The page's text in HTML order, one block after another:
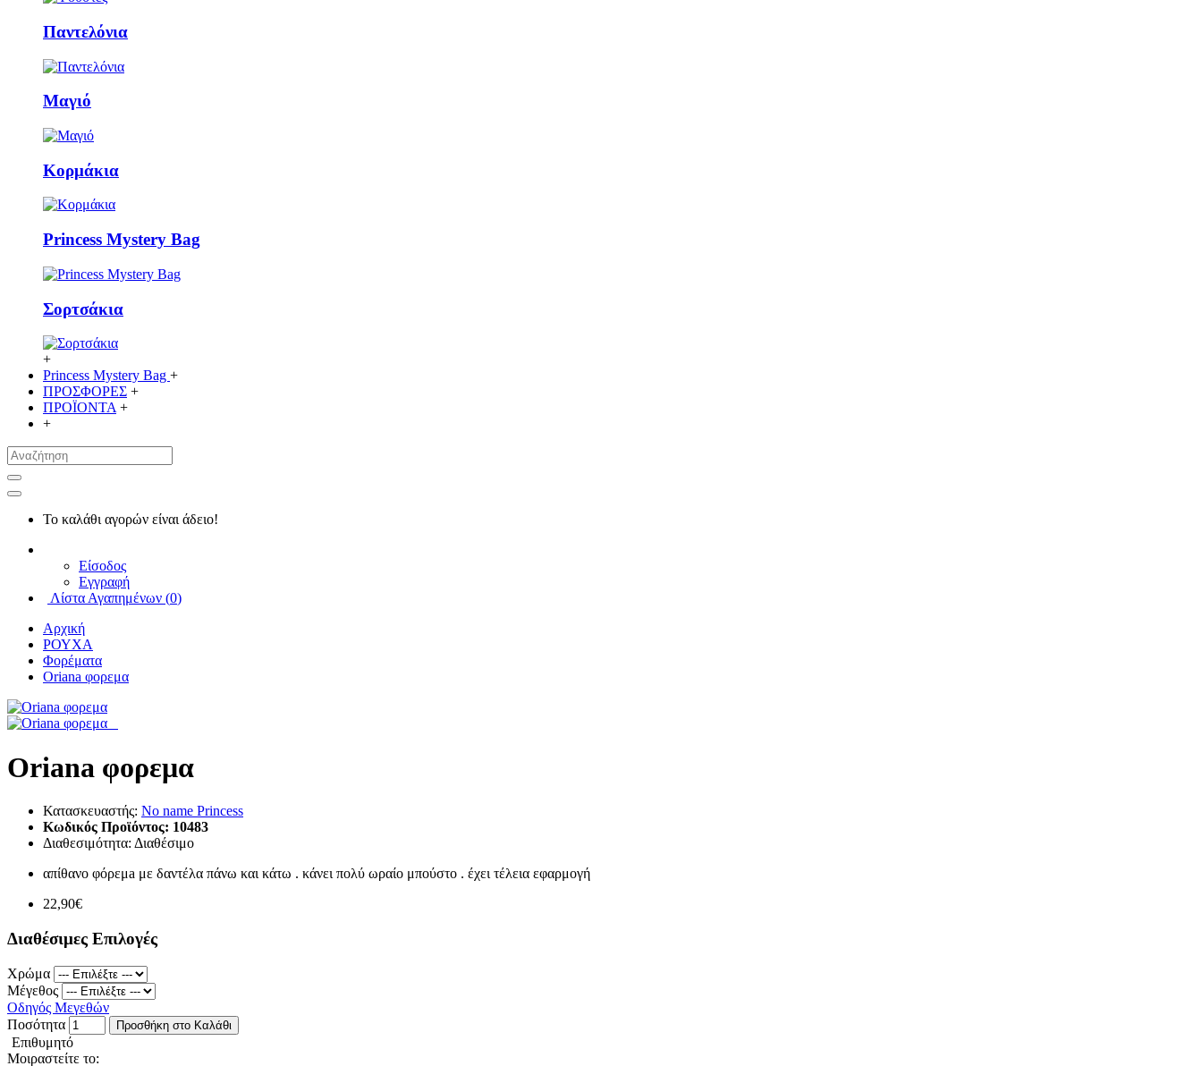
Παντελόνια
Μαγιό
Κορμάκια
Princess Mystery Bag
Σορτσάκια
+
Princess Mystery Bag +
ΠΡΟΣΦΟΡΕΣ +
ΠΡΟΪΟΝΤΑ +
+
Το καλάθι αγορών είναι άδειο!
Είσοδος
Εγγραφή
Λίστα Αγαπημένων (0)
Αρχική
ΡΟΥΧΑ
Φορέματα
Oriana φορεμα
Oriana φορεμα
Κατασκευαστής: No name Princess
Κωδικός Προϊόντος: 10483
Διαθεσιμότητα: Διαθέσιμο
απίθανο φόρεμa με δαντέλα πάνω και κάτω . κάνει πολύ ωραίο μπούστο . έχει τέλεια εφαρμογή
22,90€
Διαθέσιμες Επιλογές
Χρώμα
Μέγεθος
Οδηγός Μεγεθών
Ποσότητα
Προσθήκη στο Καλάθι
Επιθυμητό
Μοιραστείτε το: